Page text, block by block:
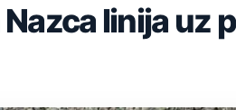
linija uz